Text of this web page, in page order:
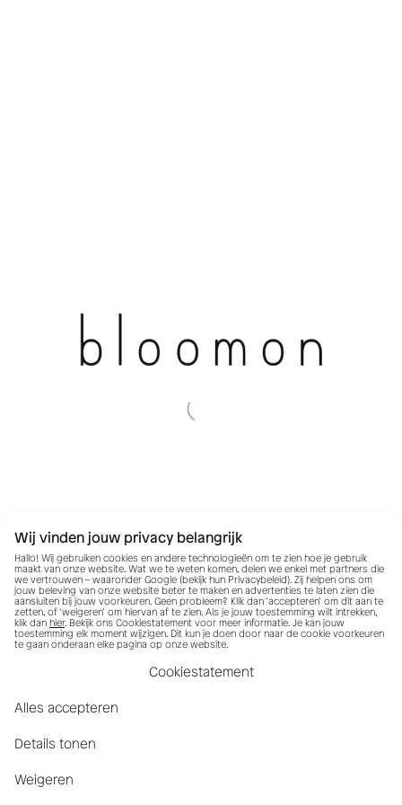
Wij vinden jouw privacy belangrijk
Hallo! Wij gebruiken cookies en andere technologieën om te zien hoe je gebruik
maakt van onze website. Wat we te weten komen, delen we enkel met partners die
we vertrouwen – waaronder Google (bekijk hun Privacybeleid). Zij helpen ons om
jouw beleving van onze website beter te maken en advertenties te laten zien die
aansluiten bij jouw voorkeuren. Geen probleem? Klik dan ‘accepteren’ om dit aan te
zetten, of ‘weigeren’ om hiervan af te zien. Als je jouw toestemming wilt intrekken,
klik dan hier. Bekijk ons Cookiestatement voor meer informatie. Je kan jouw
toestemming elk moment wijzigen. Dit kun je doen door naar de cookie voorkeuren
te gaan onderaan elke pagina op onze website.
Cookiestatement
Alles accepteren
Details tonen
Weigeren